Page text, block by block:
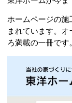
ホームページの施
まれています。 オ
ろ満載の一冊です